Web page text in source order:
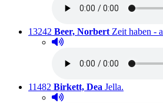
Titelnummer:
13242 von
Beer, Norbert: Zeit haben -
Hörprobe abspielen
Hörprobe von Zeit haben -
Titelnummer:
11482 von
Birkett, Dea Jella.
Hörprobe abspielen
Hörprobe von Jella.